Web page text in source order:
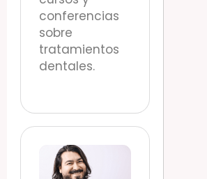
conferencias
sobre
tratamientos
dentales.